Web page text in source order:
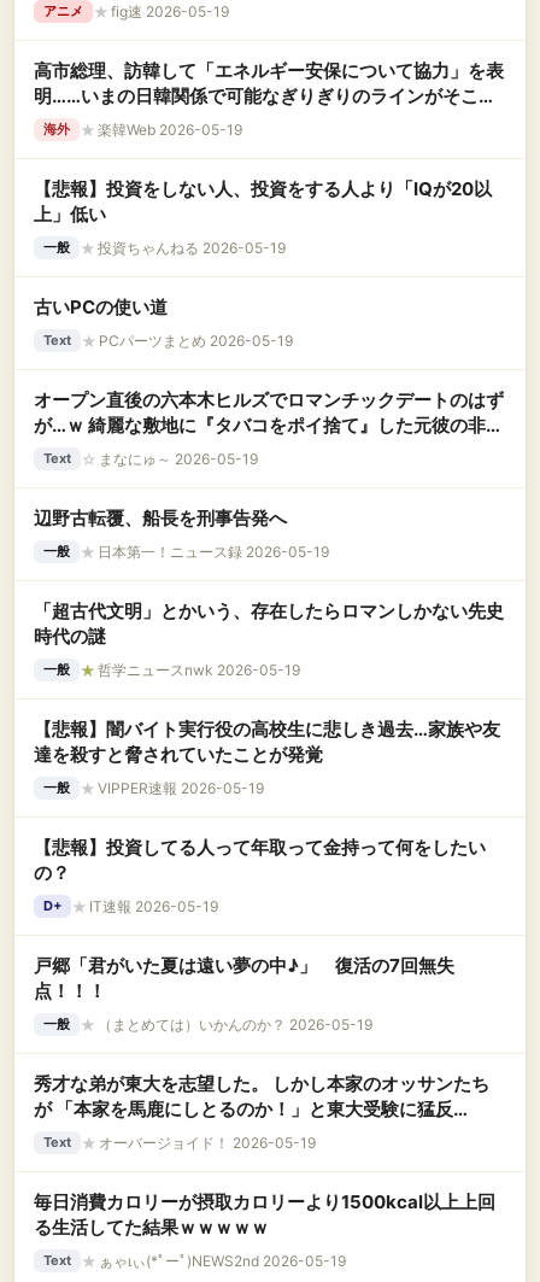
アニメ ★ fig速 2026-05-19
高市総理、訪韓して「エネルギー安保について協力」を表
明……いまの日韓関係で可能なぎりぎりのラインがそこだ
わな。あ、それとこの歓待は、アレじゃないですか
海外 ★ 楽韓Web 2026-05-19
【悲報】投資をしない人、投資をする人より「IQが20以
上」低い
一般 ★ 投資ちゃんねる 2026-05-19
古いPCの使い道
Text ★ PCパーツまとめ 2026-05-19
オープン直後の六本木ヒルズでロマンチックデートのはず
が…ｗ 綺麗な敷地に『タバコをポイ捨て』した元彼の非常
識マナーに一瞬で冷めきった
Text ☆ まなにゅ～ 2026-05-19
辺野古転覆、船長を刑事告発へ
一般 ★ 日本第一！ニュース録 2026-05-19
「超古代文明」とかいう、存在したらロマンしかない先史
時代の謎
一般 ★ 哲学ニュースnwk 2026-05-19
【悲報】闇バイト実行役の高校生に悲しき過去…家族や友
達を殺すと脅されていたことが発覚
一般 ★ VIPPER速報 2026-05-19
【悲報】投資してる人って年取って金持って何をしたい
の？
D+ ★ IT速報 2026-05-19
戸郷「君がいた夏は遠い夢の中♪」 復活の7回無失
点！！！
一般 ★ （まとめては）いかんのか？ 2026-05-19
秀才な弟が東大を志望した。 しかし本家のオッサンたち
が 「本家を馬鹿にしとるのか！」と東大受験に猛反
対！ 父「…受験やめない？」母「お前は本当に父親
Text ★ オーバージョイド！ 2026-05-19
毎日消費カロリーが摂取カロリーより1500kcal以上上回
る生活してた結果ｗｗｗｗｗ
Text ★ ぁゃιぃ(*ﾟーﾟ)NEWS2nd 2026-05-19